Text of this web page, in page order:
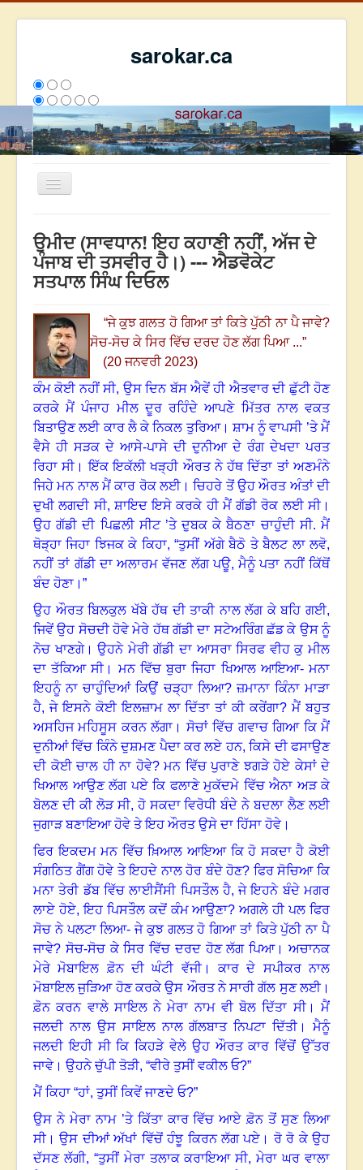
sarokar.ca
Toggle
ਰਚਨਾਵਾਂ
ਸਰੋਕਾਰ ਦੇ ਲੇਖਕ
We have 87 guests and no members online
2796152
ਇਸ ਹਫਤੇ23586 ਇਸ ਮਹੀਨੇ
ਉਮੀਦ (ਸਾਵਧਾਨ! ਇਹ ਕਹਾਣੀ ਨਹੀਂਂ, ਅੱਜ ਦੇ
ਪੰਜਾਬ ਦੀ ਤਸਵੀਰ ਹੈ।) --- ਐਡਵੋਕੇਟ
ਸਤਪਾਲ ਸਿੰਘ ਦਿਓਲ
“ਜੇ ਕੁਝ ਗਲਤ ਹੋ ਗਿਆ ਤਾਂ ਕਿਤੇ ਪੁੱਠੀ ਨਾ ਪੈ ਜਾਵੇ?
ਸੋਚ-ਸੋਚ ਕੇ ਸਿਰ ਵਿੱਚ ਦਰਦ ਹੋਣ ਲੱਗ ਪਿਆ ...”
(20 ਜਨਵਰੀ 2023)
ਕੰਮ ਕੋਈ ਨਹੀਂ ਸੀ, ਉਸ ਦਿਨ ਬੱਸ ਐਵੇਂ ਹੀ ਐਤਵਾਰ ਦੀ ਛੁੱਟੀ ਹੋਣ
ਕਰਕੇ ਮੈਂ ਪੰਜਾਹ ਮੀਲ ਦੂਰ ਰਹਿੰਦੇ ਆਪਣੇ ਮਿੱਤਰ ਨਾਲ ਵਕਤ
ਬਿਤਾਉਣ ਲਈ ਕਾਰ ਲੈ ਕੇ ਨਿਕਲ ਤੁਰਿਆ। ਸ਼ਾਮ ਨੂੰ ਵਾਪਸੀ ’ਤੇ ਮੈਂ
ਵੈਸੇ ਹੀ ਸੜਕ ਦੇ ਆਸੇ-ਪਾਸੇ ਦੀ ਦੁਨੀਆ ਦੇ ਰੰਗ ਦੇਖਦਾ ਪਰਤ
ਰਿਹਾ ਸੀ।ਇੱਕ ਇਕੱਲੀ ਖੜ੍ਹੀ ਔਰਤ ਨੇ ਹੱਥ ਦਿੱਤਾ ਤਾਂ ਅਣਮੰਨੇ
ਜਿਹੇ ਮਨ ਨਾਲ ਮੈਂ ਕਾਰ ਰੋਕ ਲਈ।ਚਿਹਰੇ ਤੋਂ ਉਹ ਔਰਤ ਅੰਤਾਂ ਦੀ
ਦੁਖੀ ਲਗਦੀ ਸੀ, ਸ਼ਾਇਦ ਇਸੇ ਕਰਕੇ ਹੀ ਮੈਂ ਗੱਡੀ ਰੋਕ ਲਈ ਸੀ।
ਉਹ ਗੱਡੀ ਦੀ ਪਿਛਲੀ ਸੀਟ ’ਤੇ ਦੁਬਕ ਕੇ ਬੈਠਣਾ ਚਾਹੁੰਦੀ ਸੀ. ਮੈਂ
ਥੋੜ੍ਹਾ ਜਿਹਾ ਝਿਜਕ ਕੇ ਕਿਹਾ,“ਤੁਸੀਂ ਅੱਗੇ ਬੈਠੋ ਤੇ ਬੈਲਟ ਲਾ ਲਵੋ,
ਨਹੀਂ ਤਾਂ ਗੱਡੀ ਦਾ ਅਲਾਰਮ ਵੱਜਣ ਲੱਗ ਪਊ, ਮੈਨੂੰ ਪਤਾ ਨਹੀਂ ਕਿੱਥੋਂ
ਬੰਦ ਹੋਣਾ ।”
ਉਹ ਔਰਤ ਬਿਲਕੁਲ ਖੱਬੇ ਹੱਥ ਦੀ ਤਾਕੀ ਨਾਲ ਲੱਗ ਕੇ ਬਹਿ ਗਈ,
ਜਿਵੇਂ ਉਹ ਸੋਚਦੀ ਹੋਵੇ ਮੇਰੇ ਹੱਥ ਗੱਡੀ ਦਾ ਸਟੇਅਰਿੰਗ ਛੱਡ ਕੇ ਉਸ ਨੂੰ
ਨੋਚ ਖਾਣਗੇ।ਉਹਨੇ ਮੇਰੀ ਗੱਡੀ ਦਾ ਆਸਰਾ ਸਿਰਫ ਵੀਹ ਕੁ ਮੀਲ
ਦਾ ਤੱਕਿਆ ਸੀ। ਮਨ ਵਿੱਚ ਬੁਰਾ ਜਿਹਾ ਖਿਆਲ ਆਇਆ- ਮਨਾ
ਇਹਨੂੰ ਨਾ ਚਾਹੁੰਦਿਆਂ ਕਿਉਂ ਚੜ੍ਹਾ ਲਿਆ?ਜ਼ਮਾਨਾ ਕਿੰਨਾ ਮਾੜਾ
ਹੈ,ਜੇ ਇਸਨੇ ਕੋਈ ਇਲਜ਼ਾਮ ਲਾ ਦਿੱਤਾ ਤਾਂ ਕੀ ਕਰੇਂਗਾ?ਮੈਂ ਬਹੁਤ
ਅਸਹਿਜ ਮਹਿਸੂਸ ਕਰਨ ਲੱਗਾ। ਸੋਚਾਂ ਵਿੱਚ ਗਵਾਚ ਗਿਆ ਕਿ ਮੈਂ
ਦੁਨੀਆਂ ਵਿੱਚ ਕਿੰਨੇ ਦੁਸ਼ਮਣ ਪੈਦਾ ਕਰ ਲਏ ਹਨ,ਕਿਸੇ ਦੀ ਫਸਾਉਣ
ਦੀ ਕੋਈ ਚਾਲ ਹੀ ਨਾ ਹੋਵੇ? ਮਨ ਵਿੱਚ ਪੁਰਾਣੇ ਝਗੜੇ ਹੋਏ ਕੇਸਾਂ ਦੇ
ਖਿਆਲ ਆਉਣ ਲੱਗ ਪਏ ਕਿ ਫਲਾਣੇ ਮੁਕੱਦਮੇ ਵਿੱਚ ਐਨਾ ਅੜ ਕੇ
ਬੋਲਣ ਦੀ ਕੀ ਲੋੜ ਸੀ,ਹੋ ਸਕਦਾ ਵਿਰੋਧੀ ਬੰਦੇ ਨੇ ਬਦਲਾ ਲੈਣ ਲਈ
ਜੁਗਾੜ ਬਣਾਇਆ ਹੋਵੇ ਤੇ ਇਹ ਔਰਤ ਉਸੇ ਦਾ ਹਿੱਸਾ ਹੋਵੇ।
ਫਿਰ ਇਕਦਮ ਮਨ ਵਿੱਚ ਖ਼ਿਆਲ ਆਇਆ ਕਿ ਹੋ ਸਕਦਾ ਹੈ ਕੋਈ
ਸੰਗਠਿਤ ਗੈਂਗ ਹੋਵੇ ਤੇ ਇਹਦੇ ਨਾਲ ਹੋਰ ਬੰਦੇ ਹੋਣ? ਫਿਰ ਸੋਚਿਆ ਕਿ
ਮਨਾ ਤੇਰੀ ਡੱਬ ਵਿੱਚ ਲਾਈਸੈਂਸੀ ਪਿਸਤੌਲ ਹੈ,ਜੇ ਇਹਨੇ ਬੰਦੇ ਮਗਰ
ਲਾਏ ਹੋਏ, ਇਹ ਪਿਸਤੌਲ ਕਦੋਂ ਕੰਮ ਆਉਣਾ?ਅਗਲੇ ਹੀ ਪਲ ਫਿਰ
ਸੋਚ ਨੇ ਪਲਟਾ ਲਿਆ- ਜੇ ਕੁਝ ਗਲਤ ਹੋ ਗਿਆ ਤਾਂ ਕਿਤੇ ਪੁੱਠੀ ਨਾ ਪੈ
ਜਾਵੇ? ਸੋਚ-ਸੋਚ ਕੇ ਸਿਰ ਵਿੱਚ ਦਰਦ ਹੋਣ ਲੱਗ ਪਿਆ।ਅਚਾਨਕ
ਮੇਰੇ ਮੋਬਾਇਲ ਫ਼ੋਨ ਦੀ ਘੰਟੀ ਵੱਜੀ।ਕਾਰ ਦੇ ਸਪੀਕਰ ਨਾਲ
ਮੋਬਾਇਲ ਜੁੜਿਆ ਹੋਣ ਕਰਕੇ ਉਸ ਔਰਤ ਨੇ ਸਾਰੀ ਗੱਲ ਸੁਣ ਲਈ।
ਫ਼ੋਨ ਕਰਨ ਵਾਲੇ ਸਾਇਲ ਨੇ ਮੇਰਾ ਨਾਮ ਵੀ ਬੋਲ ਦਿੱਤਾ ਸੀ।ਮੈਂ
ਜਲਦੀ ਨਾਲ ਉਸ ਸਾਇਲ ਨਾਲ ਗੱਲਬਾਤ ਨਿਪਟਾ ਦਿੱਤੀ।
ਮੈਨੂੰ
ਜਲਦੀ ਇਹੀ ਸੀ ਕਿ ਕਿਹੜੇ ਵੇਲੇ ਉਹ ਔਰਤ ਕਾਰ ਵਿੱਚੋਂ ਉੱਤਰ
ਜਾਵੇ। ਉਹਨੇ ਚੁੱਪੀ ਤੋੜੀ, “ਵੀਰੇ ਤੁਸੀਂ ਵਕੀਲ ਓ?”
ਮੈਂ ਕਿਹਾ “ਹਾਂ, ਤੁਸੀਂ ਕਿਵੇਂ ਜਾਣਦੇ ਓ?”
ਉਸ ਨੇ ਮੇਰਾ ਨਾਮ ’ਤੇ ਕਿੱਤਾ ਕਾਰ ਵਿੱਚ ਆਏ ਫ਼ੋਨ ਤੋਂ ਸੁਣ ਲਿਆ
ਸੀ।ਉਸ ਦੀਆਂ ਅੱਖਾਂ ਵਿੱਚੋਂ ਹੰਝੂ ਕਿਰਨ ਲੱਗ ਪਏ । ਰੋ ਰੋ ਕੇ ਉਹ
ਦੱਸਣ ਲੱਗੀ, “ਤੁਸੀਂ ਮੇਰਾ ਤਲਾਕ ਕਰਾਇਆ ਸੀ,ਮੇਰਾ ਘਰ ਵਾਲਾ